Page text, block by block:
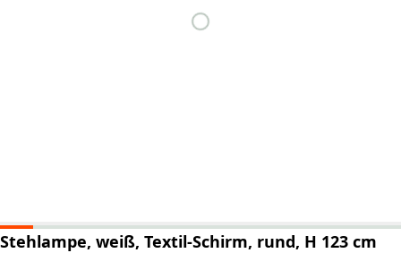
Stehlampe, weiß, Textil-Schirm, rund, H 123 cm